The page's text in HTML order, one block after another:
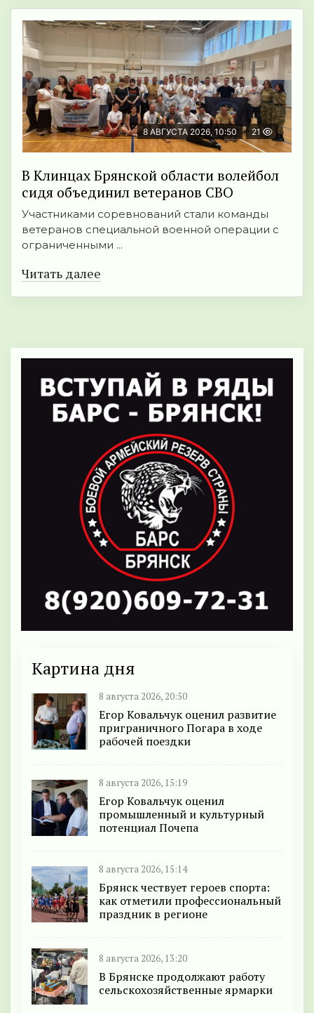
8 АВГУСТА 2026, 10:50 21
В Клинцах Брянской области волейбол
сидя объединил ветеранов СВО
Участниками соревнований стали команды
ветеранов специальной военной операции с
ограниченными ...
Читать далее
Картина дня
8 августа 2026, 20:50
Егор Ковальчук оценил развитие
приграничного Погара в ходе
рабочей поездки
8 августа 2026, 15:19
Егор Ковальчук оценил
промышленный и культурный
потенциал Почепа
8 августа 2026, 15:14
Брянск чествует героев спорта:
как отметили профессиональный
праздник в регионе
8 августа 2026, 13:20
В Брянске продолжают работу
сельскохозяйственные ярмарки